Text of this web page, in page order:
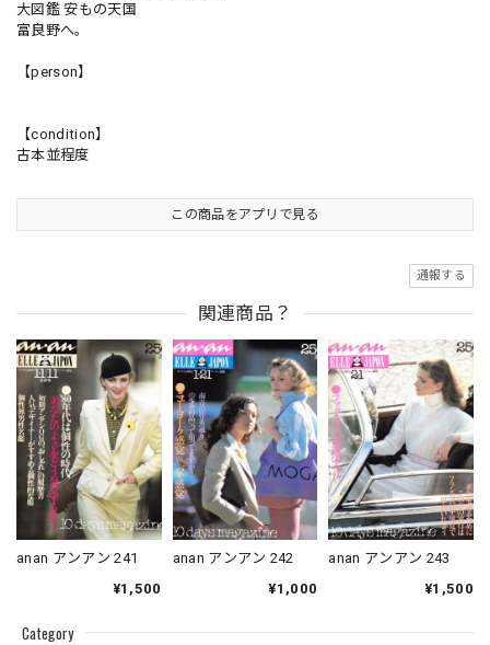
Category
大図鑑 安もの天国
富良野へ。
【person】
【condition】
古本並程度
この商品をアプリで見る
通報する
関連商品？
anan アンアン 241
¥1,500
anan アンアン 242
¥1,000
anan アンアン 243
¥1,500